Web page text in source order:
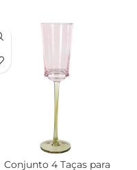
Conjunto 4 Taças para